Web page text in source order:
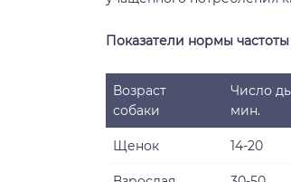
Показатели нормы
Возраст
собаки
Число
мин.
Щенок 14-20